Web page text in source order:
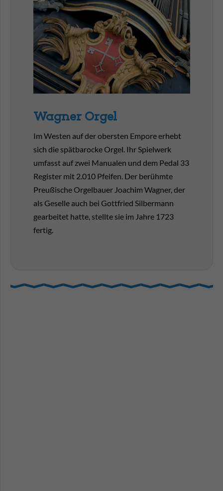
Wagner Orgel
Im Westen auf der obersten Empore erhebt
sich die spätbarocke Orgel. Ihr Spielwerk
umfasst auf zwei Manualen und dem Pedal 33
Register mit 2.010 Pfeifen. Der berühmte
Preußische Orgelbauer Joachim Wagner, der
als Geselle auch bei Gottfried Silbermann
gearbeitet hatte, stellte sie im Jahre 1723
fertig.